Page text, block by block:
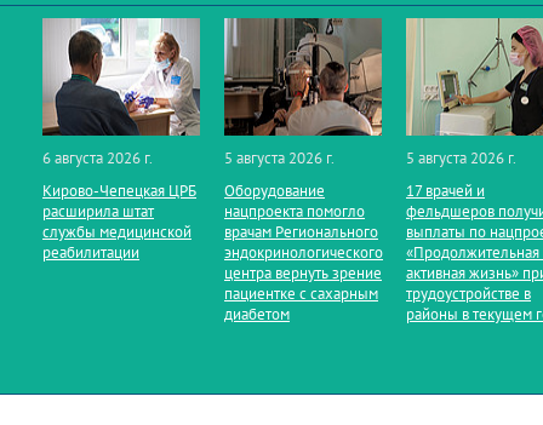
6 августа 2026 г.
Кирово‑Чепецкая ЦРБ
расширила штат
службы медицинской
реабилитации
5 августа 2026 г.
Оборудование
нацпроекта помогло
врачам Регионального
эндокринологического
центра вернуть зрение
пациентке с сахарным
диабетом
5 августа 2026 г.
17 врачей и
фельдшеров
выплаты по
«Продолжительная
активная жизнь»
трудоустройстве в
районы в текущем